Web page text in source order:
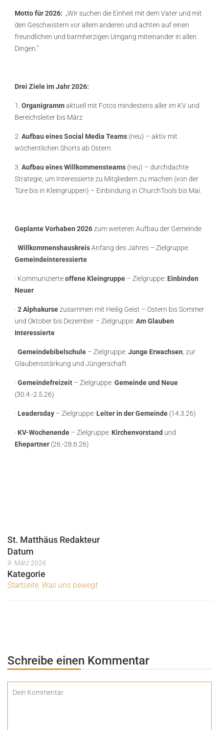
Motto für 2026: „Wir suchen die Einheit mit dem Vater und mit
den Geschwistern vor allem anderen und achten auf einen
freundlichen und barmherzigen Umgang miteinander in allen
Dingen.“
Drei Ziele im Jahr 2026:
1. Organigrammaktuell mit Fotos mindestens aller im KV und
Bereichsleiter bis März
2. Aufbau eines Social Media Teams (neu) – aktiv mit
wöchentlichen Shorts ab Ostern
3. Aufbau eines Willkommensteams (neu) – durchdachte
Strategie, um Interessierte zu Mitgliedern zu machen (von der
Türe bis in Kleingruppen) – Einbindung in ChurchTools bis Mai.
Geplante Vorhaben 2026zum weiteren Aufbau der Gemeinde
·WillkommenshauskreisAnfang des Jahres – Zielgruppe:
Gemeindeinteressierte
· Kommunizierteoffene Kleingruppe – Zielgruppe: Einbinden
Neuer
·2 Alphakursezusammen mit Heilig Geist – Ostern bis Sommer
und Oktober bis Dezember – Zielgruppe: Am Glauben
Interessierte
·Gemeindebibelschule – Zielgruppe: Junge Erwachsen zur
Glaubensstärkung und Jüngerschaft
·Gemeindefreizeit – Zielgruppe: Gemeinde und Neue
(30.4.-2.5.26)
· Leadersday – Zielgruppe: Leiter in der Gemeinde (14.3.26)
· KV-Wochenende – Zielgruppe: Kirchenvorstand und
Ehepartner (26.-28.6.26)
St. Matthäus Redakteur
Datum
9. März 2026
Kategorie
Startseite Was uns bewegt
Schreibe einen Kommentar